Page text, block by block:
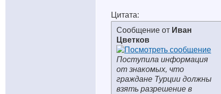
Цитата:
Сообщение от Иван
Цветков
Поступила информация
от знакомых, что
граждане Турции должны
взять разрешение в